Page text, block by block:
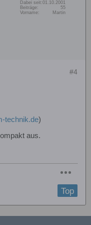
Dabei seit:01.10.2001
Beiträge:
55
Vorname:
Martin
#4
technik.de)
aus.
Top